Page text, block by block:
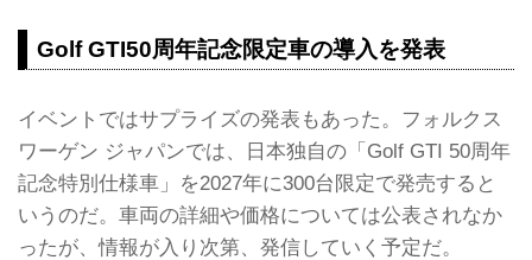
Golf GTI50周年記念限定車の導入を発表
イベントではサプライズの発表もあった。フォルクス
ワーゲン ジャパンでは、日本独自の「Golf GTI 50周年
記念特別仕様車」を2027年に300台限定で発売すると
いうのだ。車両の詳細や価格については公表されなか
ったが、情報が入り次第、発信していく予定だ。